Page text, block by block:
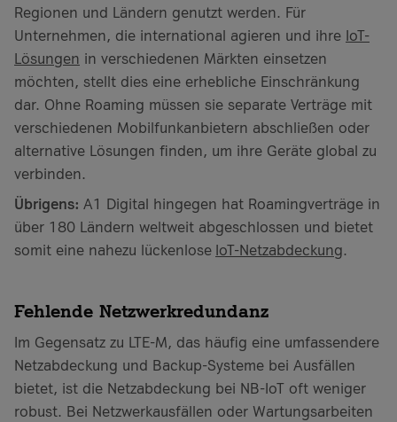
Regionen und Ländern genutzt werden. Für
Unternehmen, die international agieren und ihre IoT-
Lösungen in verschiedenen Märkten einsetzen
möchten, stellt dies eine erhebliche Einschränkung
dar. Ohne Roaming müssen sie separate Verträge mit
verschiedenen Mobilfunkanbietern abschließen oder
alternative Lösungen finden, um ihre Geräte global zu
verbinden.
Übrigens: A1 Digital hingegen hat Roamingverträge in
über 180 Ländern weltweit abgeschlossen und bietet
somit eine nahezu lückenlose IoT-Netzabdeckung.
Fehlende Netzwerkredundanz
Im Gegensatz zu LTE-M, das häufig eine umfassendere
Netzabdeckung und Backup-Systeme bei Ausfällen
bietet, ist die Netzabdeckung bei NB-IoT oft weniger
robust. Bei Netzwerkausfällen oder Wartungsarbeiten